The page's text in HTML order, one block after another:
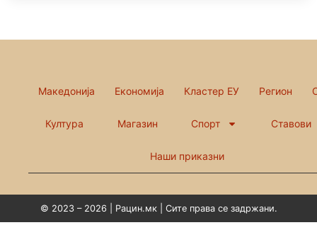
Македонија Економија Кластер ЕУ Регион
Култура Магазин Спорт Ставови
Наши приказни
© 2023 – 2026 | Рацин.мк | Сите права се задржани.